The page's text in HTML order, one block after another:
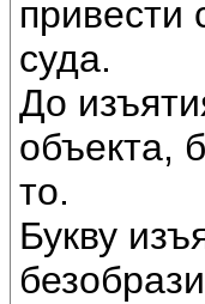
привести
суда.
До
объекта,
то.
Букву